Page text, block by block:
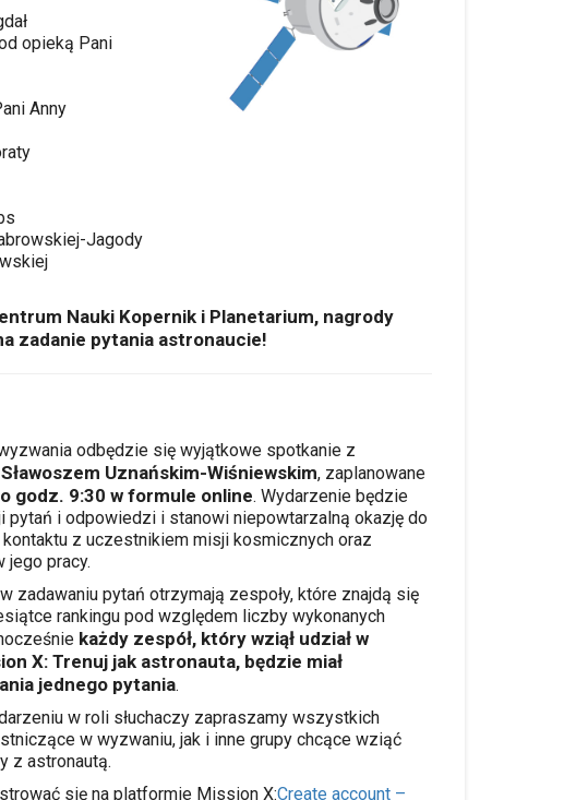
opieką Pani
Anny
Jagody
Nauki Kopernik i Planetarium, nagrody
zadanie pytania astronaucie!
wyzwania odbędzie się wyjątkowe spotkanie z
Uznańskim-Wiśniewskim, zaplanowane
godz. 9:30 w formule online. Wydarzenie będzie
pytań i odpowiedzi i stanowi niepowtarzalną okazję do
z uczestnikiem misji kosmicznych oraz
jego pracy.
zadawaniu pytań otrzymają zespoły, które znajdą się
rankingu pod względem liczby wykonanych
każdy zespół, który wziął udział w
X: Trenuj jak astronauta, będzie miał
jednego pytania.
w roli słuchaczy zapraszamy wszystkich
w wyzwaniu, jak i inne grupy chcące wziąć
z astronautą.
się na platformie Mission X:Create account –